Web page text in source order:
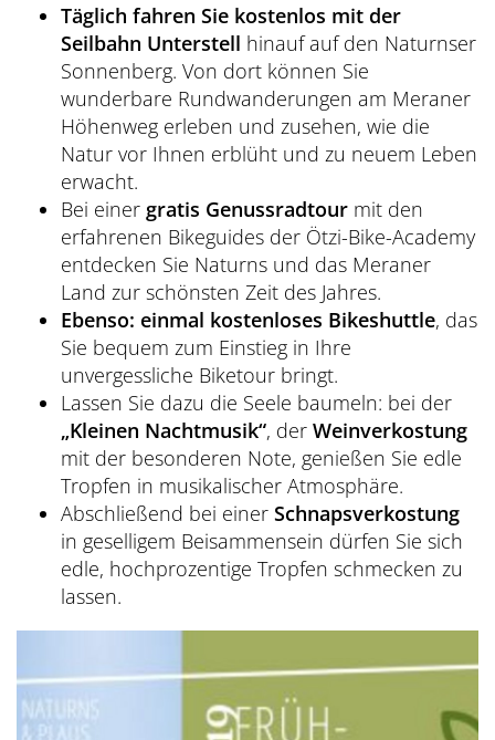
Täglich fahren Sie kostenlos mit der
Seilbahn Unterstell hinauf auf den Naturnser
Sonnenberg. Von dort können Sie
wunderbare Rundwanderungen am Meraner
Höhenweg erleben und zusehen, wie die
Natur vor Ihnen erblüht und zu neuem Leben
erwacht.
Bei einer gratis Genussradtour mit den
erfahrenen Bikeguides der Ötzi-Bike-Academy
entdecken Sie Naturns und das Meraner
Land zur schönsten Zeit des Jahres.
Ebenso: einmal kostenloses Bikeshuttle, das
Sie bequem zum Einstieg in Ihre
unvergessliche Biketour bringt.
Lassen Sie dazu die Seele baumeln: bei der
„Kleinen Nachtmusik“, der Weinverkostung
mit der besonderen Note, genießen Sie edle
Tropfen in musikalischer Atmosphäre.
Abschließend bei einer Schnapsverkostung
in geselligem Beisammensein dürfen Sie sich
edle, hochprozentige Tropfen schmecken zu
lassen.